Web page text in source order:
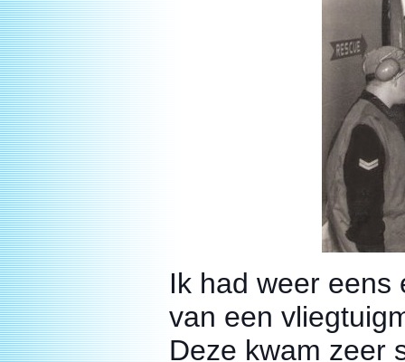
Ik had weer eens
van een
Deze kwam zeer